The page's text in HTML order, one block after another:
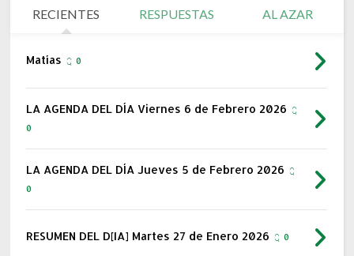
RECIENTES RESPUESTAS AL AZAR
Matías 0
LA AGENDA DEL DÍA Viernes 6 de Febrero 2026
0
LA AGENDA DEL DÍA Jueves 5 de Febrero 2026
0
RESUMEN DEL D[IA] Martes 27 de Enero 2026 0